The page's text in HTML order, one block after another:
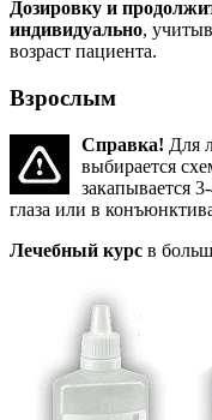
Дозировку и
индивидуально,
возраст пациента.
Взрослым
Справка! Для
выбирается
закапывается
глаза или в
Лечебный курс в